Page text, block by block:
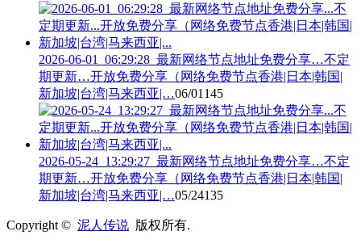
2026-06-01_06:29:28_最新网络节点地址免费分享…不定
期更新…开放免费分享（网络免费节点香港|日本|韩国|
新加坡|台湾|马来西亚|…06/01145
2026-05-24_13:29:27_最新网络节点地址免费分享…不定
期更新…开放免费分享（网络免费节点香港|日本|韩国|
新加坡|台湾|马来西亚|…05/24135
Copyright © 泥人传说 版权所有.